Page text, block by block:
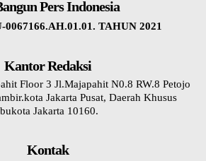
Pers Indonesia
TAHUN 2021
Kantor Redaksi
Floor 3 Jl.Majapahit N0.8 RW.8 Petojo
Jakarta Pusat, Daerah Khusus
Jakarta 10160.
Kontak